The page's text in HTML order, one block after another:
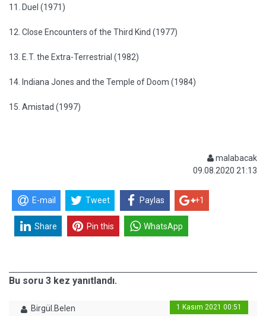
11. Duel (1971)
12. Close Encounters of the Third Kind (1977)
13. E.T. the Extra-Terrestrial (1982)
14. Indiana Jones and the Temple of Doom (1984)
15. Amistad (1997)
malabacak
09.08.2020 21:13
E-mail Tweet Paylas +1
Share Pin this WhatsApp
Bu soru 3 kez yanıtlandı.
Birgül.Belen 1 Kasım 2021 00:51